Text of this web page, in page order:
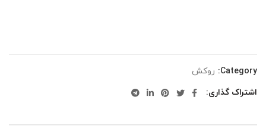
Category: روکش
اشتراک گذاری